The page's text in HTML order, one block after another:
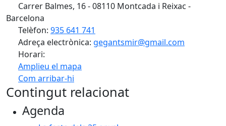
Carrer Balmes, 16 - 08110 Montcada i Reixac -
Barcelona
Telèfon: 935 641 741
Adreça electrònica: gegantsmir@gmail.com
Horari:
Amplieu el mapa
Com arribar-hi
+
−
Contingut relacionat
Agenda